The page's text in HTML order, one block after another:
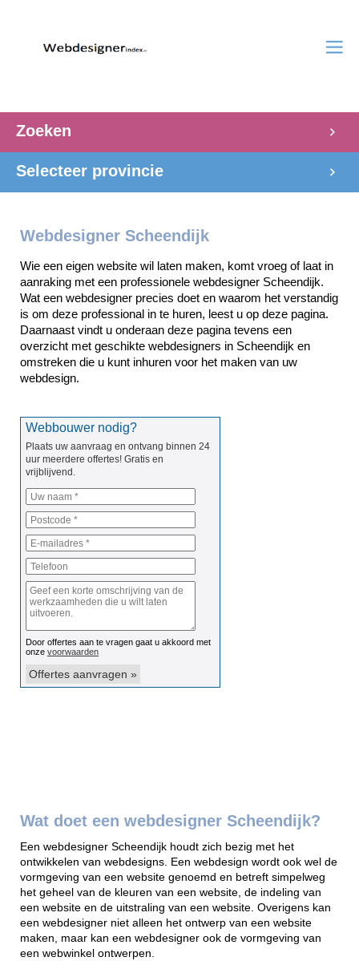
Zoeken
Selecteer provincie
Webdesigner Scheendijk
Wie een eigen website wil laten maken, komt vroeg of laat in
aanraking met een professionele webdesigner Scheendijk.
Wat een webdesigner precies doet en waarom het verstandig
is om deze professional in te huren, leest u op deze pagina.
Daarnaast vindt u onderaan deze pagina tevens een
overzicht met geschikte webdesigners in Scheendijk en
omstreken die u kunt inhuren voor het maken van uw
webdesign.
Wat doet een webdesigner Scheendijk?
Een webdesigner Scheendijk houdt zich bezig met het
ontwikkelen van webdesigns. Een webdesign wordt ook wel de
vormgeving van een website genoemd en betreft simpelweg
het geheel van de kleuren van een website, de indeling van
een website en de uitstraling van een website. Overigens kan
een webdesigner niet alleen het ontwerp van een website
maken, maar kan een webdesigner ook de vormgeving van
een webwinkel ontwerpen.